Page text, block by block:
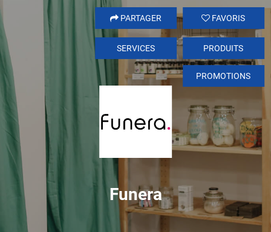
Funera
FAVORIS
PARTAGER
PRODUITS
SERVICES
PROMOTIONS